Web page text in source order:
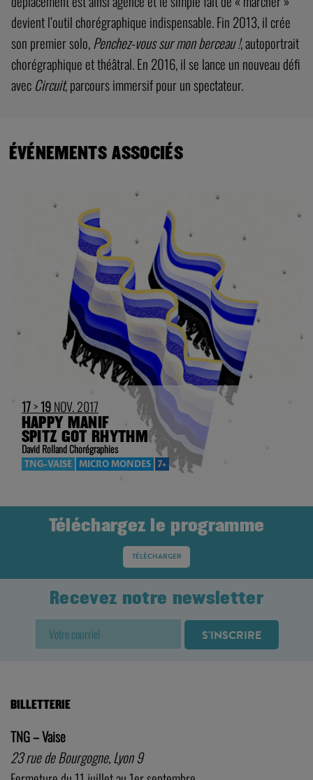
devient l’outil chorégraphique indispensable. Fin 2013, il crée
son premier solo,Penchez-vous sur mon berceau !, autoportrait
chorégraphique et théâtral. En 2016, il se lance un nouveau défi
avec Circuit, parcours immersif pour un spectateur.
ÉVÉNEMENTS ASSOCIÉS
17>19NOV. 2017
HAPPY MANIF
SPITZ GOT RHYTHM
David Rolland Chorégraphies
TNG-VAISE MICRO MONDES 7+
Téléchargez le programme
TÉLÉCHARGER
Recevez notre newsletter
BILLETTERIE
TNG – Vaise
23 rue de Bourgogne, Lyon 9